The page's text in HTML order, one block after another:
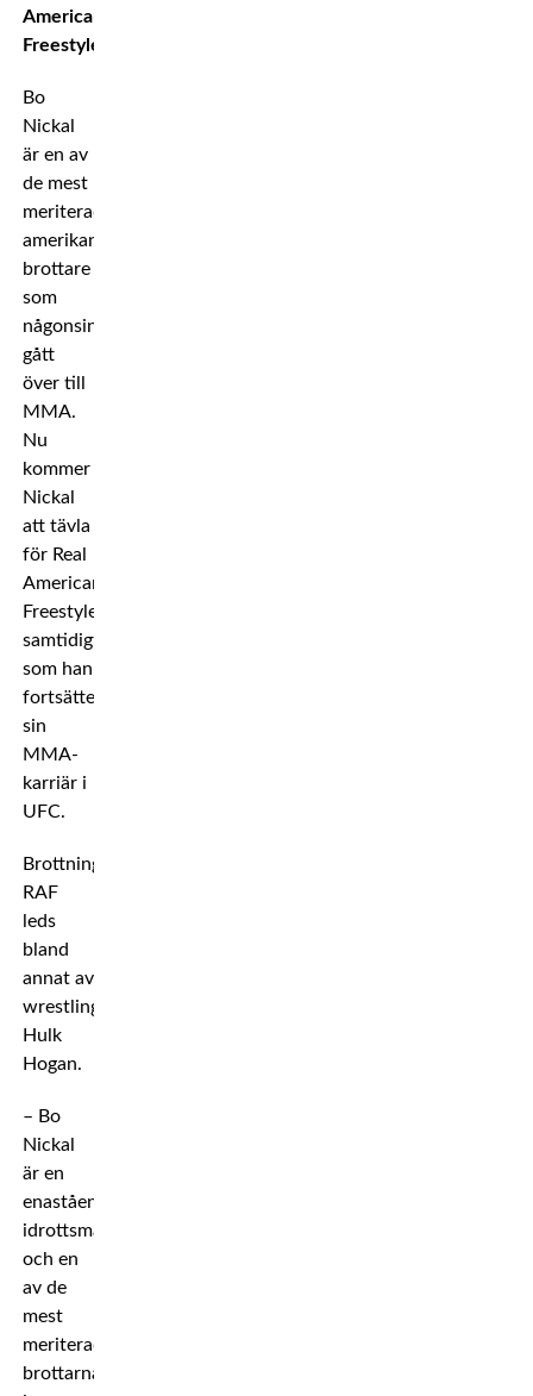
American
Freestyle.
Bo
Nickal
är en av
de mest
meriterade
amerikanska
brottare
som
någonsin
gått
över till
MMA.
Nu
kommer
Nickal
att tävla
för Real
American
Freestyle
samtidigt
som han
fortsätter
sin
MMA-
karriär i
UFC.
Brottningsorganisationen
RAF
leds
bland
annat av
wrestlinglegendaren
Hulk
Hogan.
– Bo
Nickal
är en
enastående
idrottsman
och en
av de
mest
meriterade
brottarna